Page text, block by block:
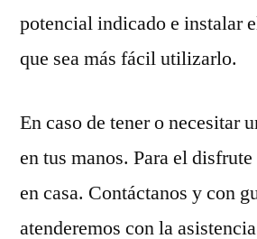
potencial indicado e instalar
que sea más fácil utilizarlo.
En caso de tener o necesitar
en tus manos. Para el
en casa. Contáctanos y con
atenderemos con la